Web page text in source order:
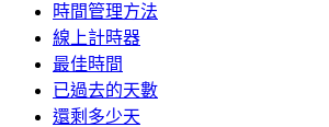
時間管理方法
線上計時器
最佳時間
已過去的天數
還剩多少天